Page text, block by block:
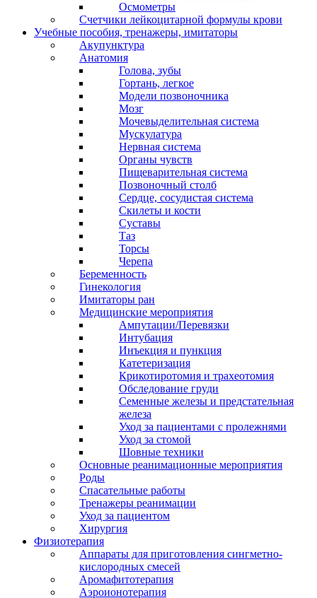
Осмометры
Счетчики лейкоцитарной формулы крови
Учебные пособия, тренажеры, имитаторы
Акупунктура
Анатомия
Голова, зубы
Гортань, легкое
Модели позвоночника
Мозг
Мочевыделительная система
Мускулатура
Нервная система
Органы чувств
Пищеварительная система
Позвоночный столб
Сердце, сосудистая система
Скилеты и кости
Суставы
Таз
Торсы
Черепа
Беременность
Гинекология
Имитаторы ран
Медицинские мероприятия
Ампутации/Перевязки
Интубация
Инъекция и пункция
Катетеризация
Крикотиротомия и трахеотомия
Обследование груди
Семенные железы и предстательная
железа
Уход за пациентами с пролежнями
Уход за стомой
Шовные техники
Основные реанимационные мероприятия
Роды
Спасательные работы
Тренажеры реанимации
Уход за пациентом
Хирургия
Физиотерапия
Аппараты для приготовления сингметно-
кислородных смесей
Аромафитотерапия
Аэроионотерапия